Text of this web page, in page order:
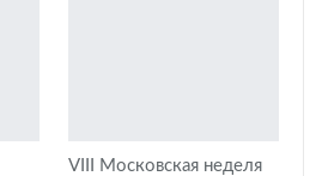
VIII Московская неделя